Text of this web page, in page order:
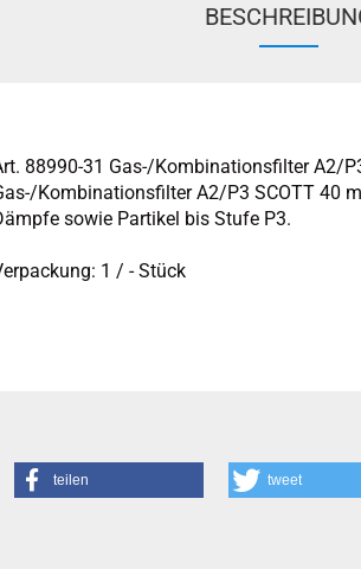
88990-31 Gas-/Kombinationsfilter A2/
Kombinationsfilter A2/P3 SCOTT 40
sowie Partikel bis Stufe P3.
1 / - Stück
teilen tweet